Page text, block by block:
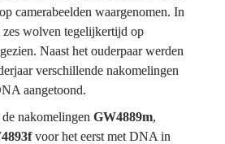
camerabeelden waargenomen. In
wolven tegelijkertijd op
Naast het ouderpaar werden
verschillende nakomelingen
aangetoond.
nakomelingen GW4889m,
voor het eerst met DNA in